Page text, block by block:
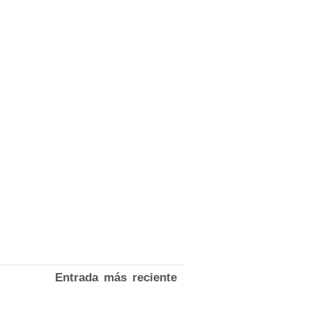
Entrada más reciente